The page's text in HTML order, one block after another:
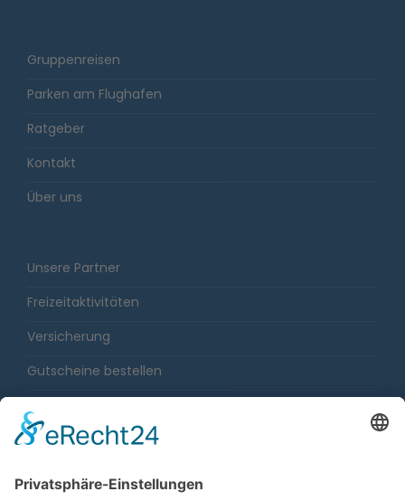
Gruppenreisen
Parken am Flughafen
Ratgeber
Kontakt
Über uns
Unsere Partner
Freizeitaktivitäten
Versicherung
Gutscheine bestellen
Impressum